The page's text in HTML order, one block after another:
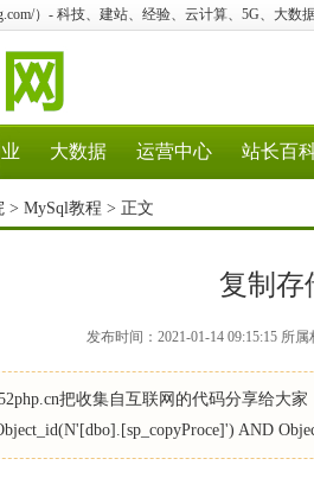
）- 科技、建站、经验、云计算、5G、大数
大数据 运营中心 站长百
> MySql教程 > 正文
复制存
发布时间：2021-01-14 09:15:15 所
把收集自互联网的代码分享给大
AND